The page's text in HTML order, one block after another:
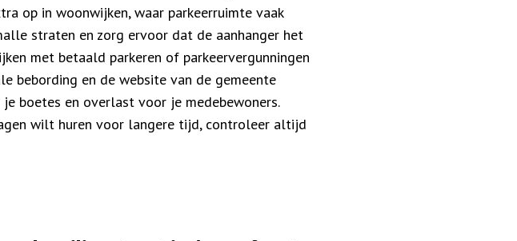
op in woonwijken, waar parkeerruimte vaak
straten en zorg ervoor dat de aanhanger het
met betaald parkeren of parkeervergunningen
bebording en de website van de gemeente
boetes en overlast voor je medebewoners.
wilt huren voor langere tijd, controleer altijd